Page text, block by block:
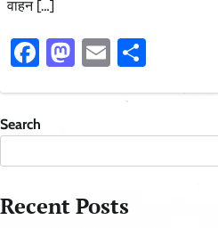
वाहन […]
Facebook
Mastodon
Email
Search
Recent Posts